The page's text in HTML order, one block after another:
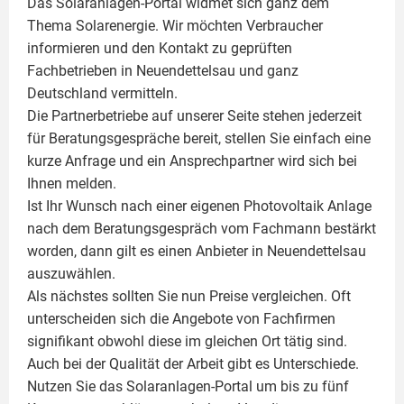
Thema Solarenergie. Wir möchten Verbraucher
informieren und den Kontakt zu geprüften
Fachbetrieben in Neuendettelsau und ganz
Deutschland vermitteln.
Die Partnerbetriebe auf unserer Seite stehen jederzeit
für Beratungsgespräche bereit, stellen Sie einfach eine
kurze Anfrage und ein Ansprechpartner wird sich bei
Ihnen melden.
Ist Ihr Wunsch nach einer eigenen Photovoltaik Anlage
nach dem Beratungsgespräch vom Fachmann bestärkt
worden, dann gilt es einen Anbieter in Neuendettelsau
auszuwählen.
Als nächstes sollten Sie nun Preise vergleichen. Oft
unterscheiden sich die Angebote von Fachfirmen
signifikant obwohl diese im gleichen Ort tätig sind.
Auch bei der Qualität der Arbeit gibt es Unterschiede.
Nutzen Sie das Solaranlagen-Portal um bis zu fünf